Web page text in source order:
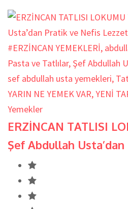
#ERZİNCAN YEMEKLERİ,
Pasta ve Tatlılar, Şef Abdullah
sef abdullah usta yemekleri,
YARIN NE YEMEK VAR,YENİ
Yemekler
ERZİNCAN TATLISI
Şef Abdullah Usta’dan